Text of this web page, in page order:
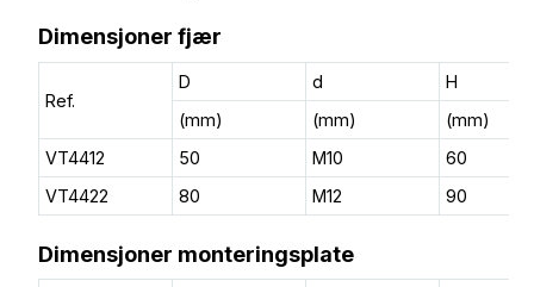
Dimensjoner fjær
Ref.
D d
H
(mm)
(mm)
(mm)
VT4412
50 M10
60
VT4422
80 M12 90
Dimensjoner monteringsplate